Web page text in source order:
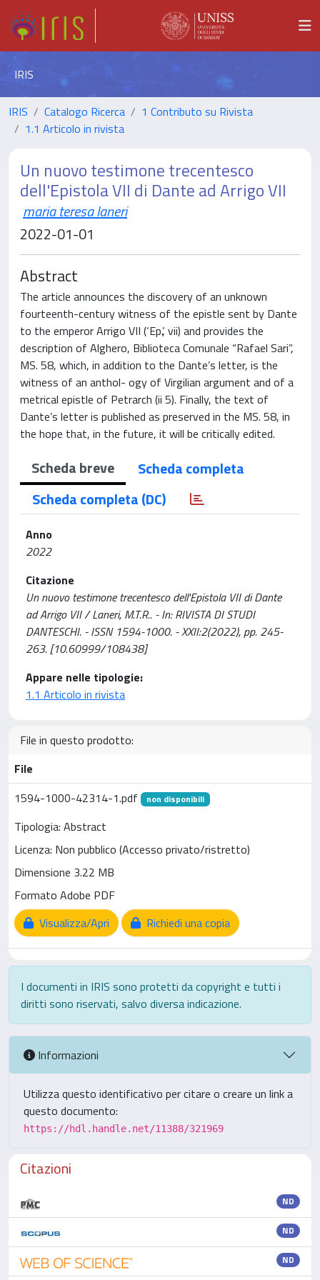
IRIS
IRIS Catalogo Ricerca
1 Contributo su Rivista
1.1 Articolo in rivista
Un nuovo testimone trecentesco
dell'Epistola VII di Dante ad Arrigo VII
maria teresa laneri
2022-01-01
Abstract
The article announces the discovery of an unknown
fourteenth-century witness of the epistle sent by Dante
to the emperor Arrigo VII (‘Ep.’, vii) and provides the
description of Alghero, Biblioteca Comunale “Rafael Sari”,
MS. 58, which, in addition to the Dante’s letter, is the
witness of an anthol- ogy of Virgilian argument and of a
metrical epistle of Petrarch (ii 5). Finally, the text of
Dante’s letter is published as preserved in the MS. 58, in
the hope that, in the future, it will be critically edited.
Scheda breve
Scheda completa
Scheda completa (DC)
Anno
2022
Citazione
Un nuovo testimone trecentesco dell'Epistola VII di Dante
ad Arrigo VII / Laneri, M.T.R.. - In: RIVISTA DI STUDI
DANTESCHI. - ISSN 1594-1000. - XXII:2(2022), pp. 245-
263. [10.60999/108438]
Appare nelle tipologie:
1.1 Articolo in rivista
File in questo prodotto:
File
1594-1000-42314-1.pdf
non disponibili
Tipologia: Abstract
Licenza: Non pubblico (Accesso privato/ristretto)
Dimensione 3.22 MB
Formato Adobe PDF
Visualizza/Apri
Richiedi una copia
I documenti in IRIS sono protetti da copyright e tutti i
diritti sono riservati, salvo diversa indicazione.
Informazioni
Utilizza questo identificativo per citare o creare un link a
questo documento:
https://hdl.handle.net/11388/321969
Citazioni
ND
ND
ND